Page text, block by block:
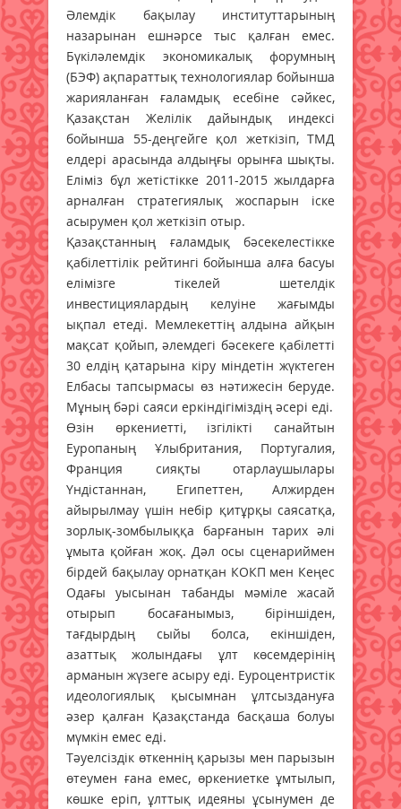
Әлемдік бақылау институттарының
назарынан ешнәрсе тыс қалған емес.
Бүкіләлемдік экономикалық форумның
(БЭФ) ақпараттық технологиялар бойынша
жарияланған ғаламдық есебіне сәйкес,
Қазақстан Желілік дайындық индексі
бойынша 55-деңгейге қол жеткізіп, ТМД
елдері арасында алдыңғы орынға шықты.
Еліміз бұл жетістікке 2011-2015 жылдарға
арналған стратегиялық жоспарын іске
асырумен қол жеткізіп отыр.
Қазақстанның ғаламдық бәсекелестікке
қабілеттілік рейтингі бойынша алға басуы
елімізге тікелей шетелдік
инвестициялардың келуіне жағымды
ықпал етеді. Мемлекеттің алдына айқын
мақсат қойып, әлемдегі бәсекеге қабілетті
30 елдің қатарына кіру міндетін жүктеген
Елбасы тапсырмасы өз нәтижесін беруде.
Мұның бәрі саяси еркіндігіміздің әсері еді.
Өзін өркениетті, ізгілікті санайтын
Еуропаның Ұлыбритания, Португалия,
Франция сияқты отарлаушылары
Үндістаннан, Египеттен, Алжирден
айырылмау үшін небір қитұрқы саясатқа,
зорлық-зомбылыққа барғанын тарих әлі
ұмыта қойған жоқ. Дәл осы сценариймен
бірдей бақылау орнатқан КОКП мен Кеңес
Одағы уысынан табанды мәміле жасай
отырып босағанымыз, біріншіден,
тағдырдың сыйы болса, екіншіден,
азаттық жолындағы ұлт көсемдерінің
арманын жүзеге асыру еді. Еуроцентристік
идеологиялық қысымнан ұлтсыздануға
әзер қалған Қазақстанда басқаша болуы
мүмкін емес еді.
Тәуелсіздік өткеннің қарызы мен парызын
өтеумен ғана емес, өркениетке ұмтылып,
көшке еріп, ұлттық идеяны ұсынумен де